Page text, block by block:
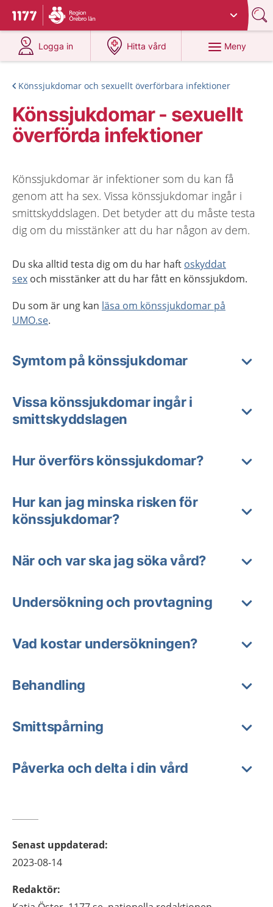
Till startsidan för 1177
Du har valt region
Logga in
på 1177.se
Hitta vård
på 1177.se
Meny
Könssjukdomar och sexuellt överförbara infektioner
Könssjukdomar - sexuellt
överförda infektioner
Könssjukdomar är infektioner som du kan få
genom att ha sex. Vissa könssjukdomar ingår i
smittskyddslagen. Det betyder att du måste testa
dig om du misstänker att du har någon av dem.
Du ska alltid testa dig om du har haft oskyddat
sex och misstänker att du har fått en könssjukdom.
Du som är ung kan läsa om könssjukdomar på
UMO.se.
Symtom på könssjukdomar
Vissa könssjukdomar ingår i
smittskyddslagen
Hur överförs könssjukdomar?
Hur kan jag minska risken för
könssjukdomar?
När och var ska jag söka vård?
Undersökning och provtagning
Vad kostar undersökningen?
Behandling
Smittspårning
Påverka och delta i din vård
Senast uppdaterad:
2023-08-14
Redaktör: